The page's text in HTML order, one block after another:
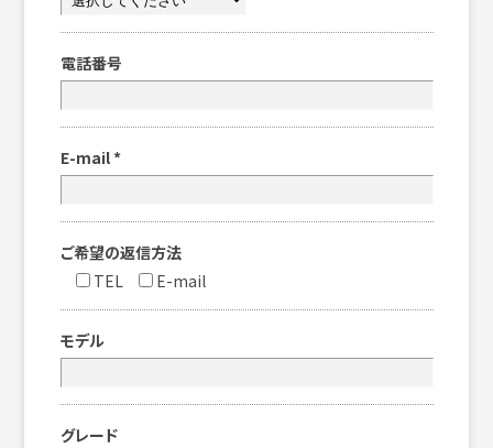
電話番号
E-mail *
ご希望の返信方法
TEL
E-mail
モデル
グレード